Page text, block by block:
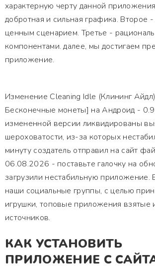
характерную черту данной
добротная и сильная графика. Второе
ценным сценарием. Третье -
компонентами. далее, мы достигаем
приложение.
Изменение Cleaning Idle (Клининг
Бесконечные монеты] на Андроид -
измененной версии ликвидированы
шероховатости, из-за которых
минуту создатель отправил на сайт
06.08.2026 - поставьте галочку на
загрузили нестабильную приложение.
наши социальные группы, с целью
игрушки, топовые приложения взятые
источников.
КАК УСТАНОВИТЬ
ПРИЛОЖЕНИЕ С